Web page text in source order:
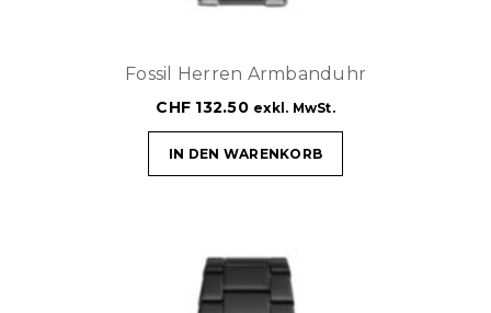
Fossil Herren Armbanduhr
CHF 132.50 exkl. MwSt.
IN DEN WARENKORB